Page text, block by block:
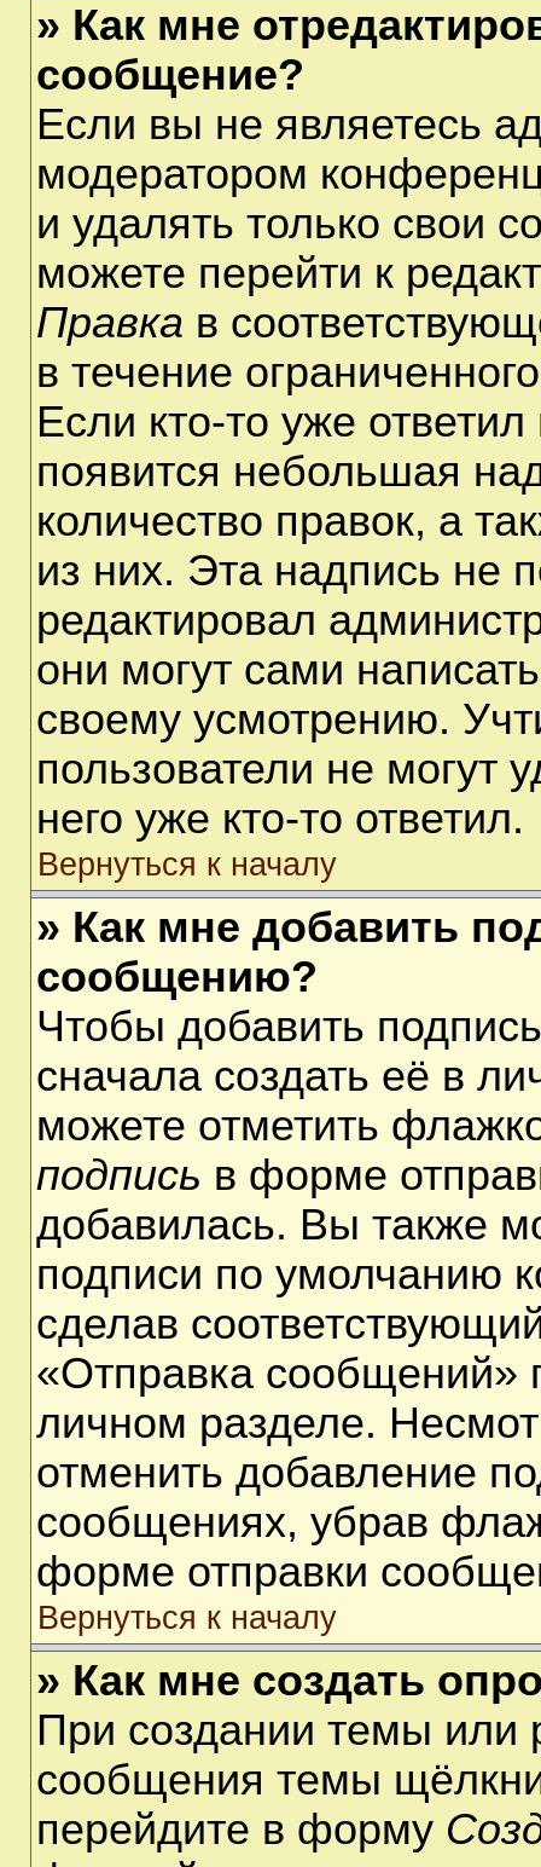
» Как мне
сообщение?
Если вы не являетесь
модератором
и удалять только свои
можете перейти к
Правка в
в течение
Если кто-то уже
появится небольшая
количество правок, а
из них. Эта надпись не
редактировал
они могут сами
своему усмотрению.
пользователи не могут
него уже кто-то ответил.
Вернуться к началу
» Как мне добавить
сообщению?
Чтобы добавить
сначала создать её в
можете отметить
подпись в форме
добавилась. Вы также
подписи по умолчанию
сделав
«Отправка сообщений»
личном разделе.
отменить добавление
сообщениях, убрав
форме отправки
Вернуться к началу
» Как мне создать
При создании темы или
сообщения темы
перейдите в форму